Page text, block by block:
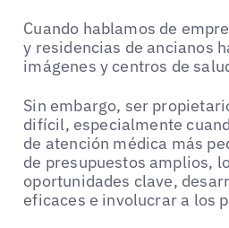
Cuando hablamos de
y residencias de ancianos
imágenes y centros de
Sin embargo, ser
difícil, especialmente
de atención médica más
de presupuestos amplios,
oportunidades clave,
eficaces e involucrar a los